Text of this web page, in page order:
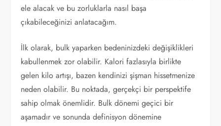
ele alacak ve bu zorluklarla nasıl başa
çıkabileceğinizi anlatacağım.
İlk olarak, bulk yaparken bedeninizdeki değişiklikleri
kabullenmek zor olabilir. Kalori fazlasıyla birlikte
gelen kilo artışı, bazen kendinizi şişman hissetmenize
neden olabilir. Bu noktada, gerçekçi bir perspektife
sahip olmak önemlidir. Bulk dönemi geçici bir
aşamadır ve sonunda definisyon dönemine